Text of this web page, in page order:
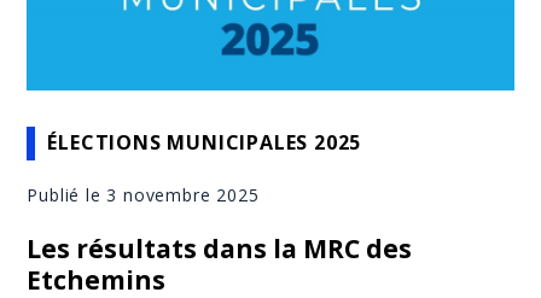
ÉLECTIONS MUNICIPALES 2025
Publié le 3 novembre 2025
Les résultats dans la MRC des
Etchemins